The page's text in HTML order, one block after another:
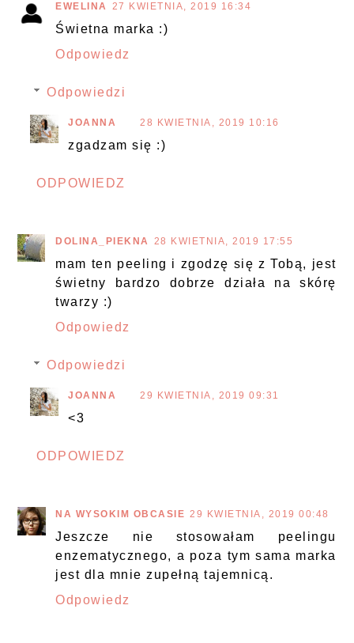
EWELINA 27 KWIETNIA, 2019 16:34
Świetna marka :)
Odpowiedz
Odpowiedzi
JOANNA 28 KWIETNIA, 2019 10:16
zgadzam się :)
ODPOWIEDZ
DOLINA_PIEKNA 28 KWIETNIA, 2019 17:55
mam ten peeling i zgodzę się z Tobą, jest
świetny bardzo dobrze działa na skórę
twarzy :)
Odpowiedz
Odpowiedzi
JOANNA 29 KWIETNIA, 2019 09:31
<3
ODPOWIEDZ
NA WYSOKIM OBCASIE 29 KWIETNIA, 2019 00:48
Jeszcze nie stosowałam peelingu
enzematycznego, a poza tym sama marka
jest dla mnie zupełną tajemnicą.
Odpowiedz